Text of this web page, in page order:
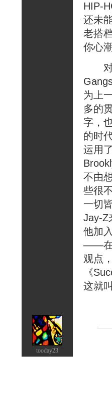
tooday23
HIP-
还未
老搭
你心
对
为上
多的
字，
的时
运用
不由
些很
一切
Jay-Z
他加
——在
观点
《
这就